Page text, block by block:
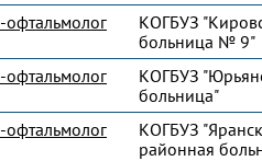
офтальмолог
КОГБУЗ
больница № 9"
офтальмолог
КОГБУЗ
больница"
офтальмолог
КОГБУЗ
районная